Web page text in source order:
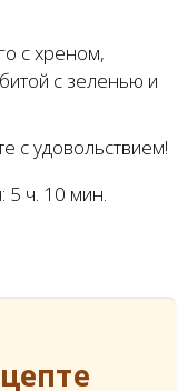
с хреном,
с зеленью и
с удовольствием!
5 ч. 10 мин.